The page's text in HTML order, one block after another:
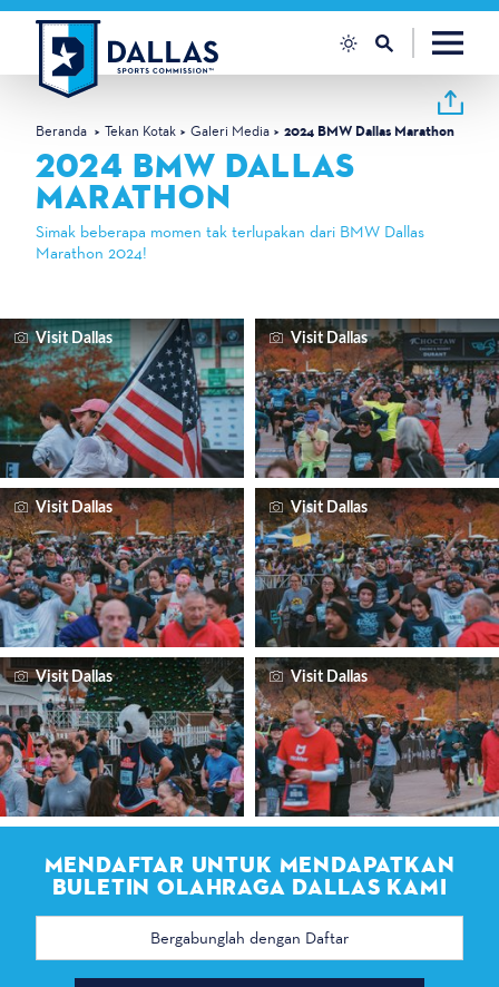
Loncat ke konten
Beranda Tekan Kotak Galeri Media 2024 BMW Dallas Marathon
2024 BMW DALLAS
MARATHON
Simak beberapa momen tak terlupakan dari BMW Dallas
Marathon 2024!
Visit Dallas Visit Dallas
Visit Dallas Visit Dallas
Visit Dallas Visit Dallas
MENDAFTAR UNTUK MENDAPATKAN
BULETIN OLAHRAGA DALLAS KAMI
Alamat